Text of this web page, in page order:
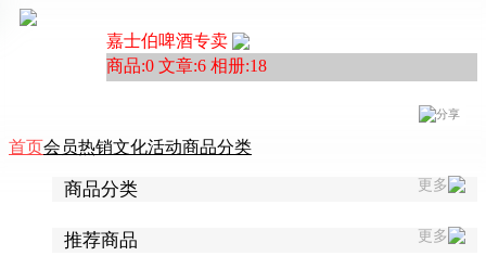
嘉士伯啤酒专卖
商品:0 文章:6 相册:18
分享
首页会员热销文化活动商品分类
更多
商品分类
更多
推荐商品